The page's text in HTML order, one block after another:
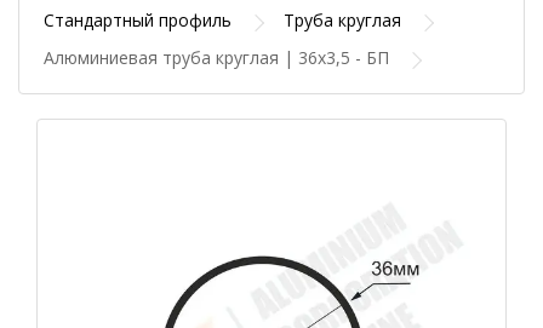
Стандартный профиль
Труба круглая
Алюминиевая труба круглая | 36х3,5 - БП